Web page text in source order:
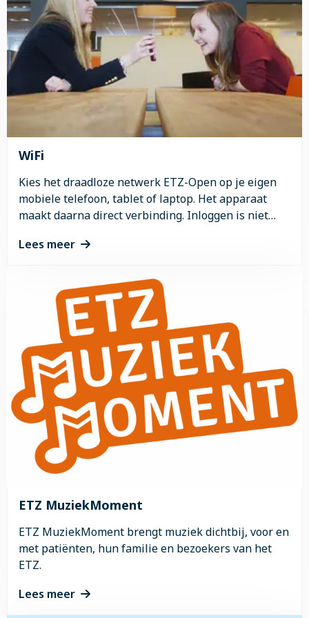
WiFi
Kies het draadloze netwerk ETZ-Open op je eigen
mobiele telefoon, tablet of laptop. Het apparaat
maakt daarna direct verbinding. Inloggen is niet
Lees meer
ETZ MuziekMoment
ETZ MuziekMoment brengt muziek dichtbij, voor en
met patiënten, hun familie en bezoekers van het
ETZ.
Lees meer